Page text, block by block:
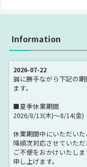
Information
2026-07-22
誠に勝手ながら下記の
ます。
■夏季休業期間
2026/8/13(木)～8/14(金)
休業期間中にいただい
降順次対応させていただ
ご不便をおかけいたし
申し上げます。